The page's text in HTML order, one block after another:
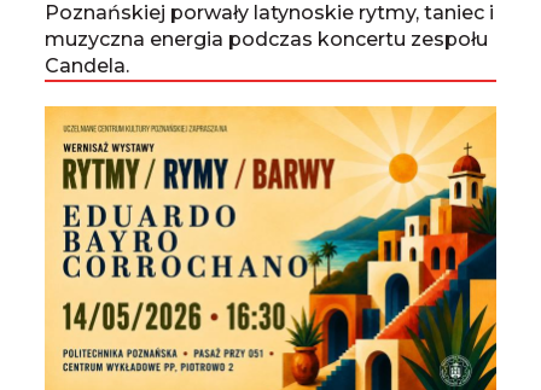
Poznańskiej porwały latynoskie rytmy, taniec i
muzyczna energia podczas koncertu zespołu
Candela.